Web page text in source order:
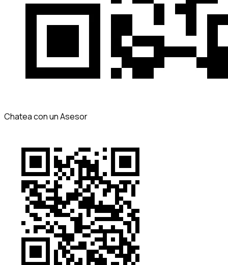
Chatea con un Asesor